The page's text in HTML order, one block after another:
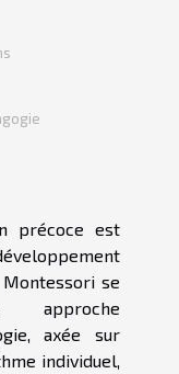
précoce est
se
approche
axée sur
individuel,